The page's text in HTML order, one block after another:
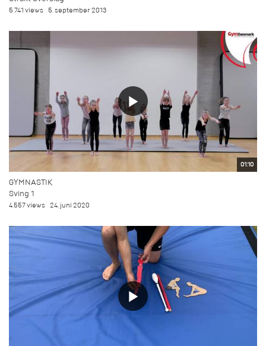
5.741 views 5. september 2013
01:10
GYMNASTIK
Sving 1
4.557 views 24. juni 2020